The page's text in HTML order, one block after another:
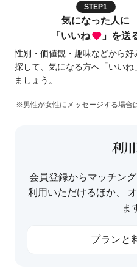
STEP1
気になった人に
「 いいね 」を送
性別・価値観・趣味などから好
探して、気になる方へ「いいね
ましょう。
※男性が女性にメッセージする場合
利
会員登録からマッチン
利用いただけるほか、
ま
プランと